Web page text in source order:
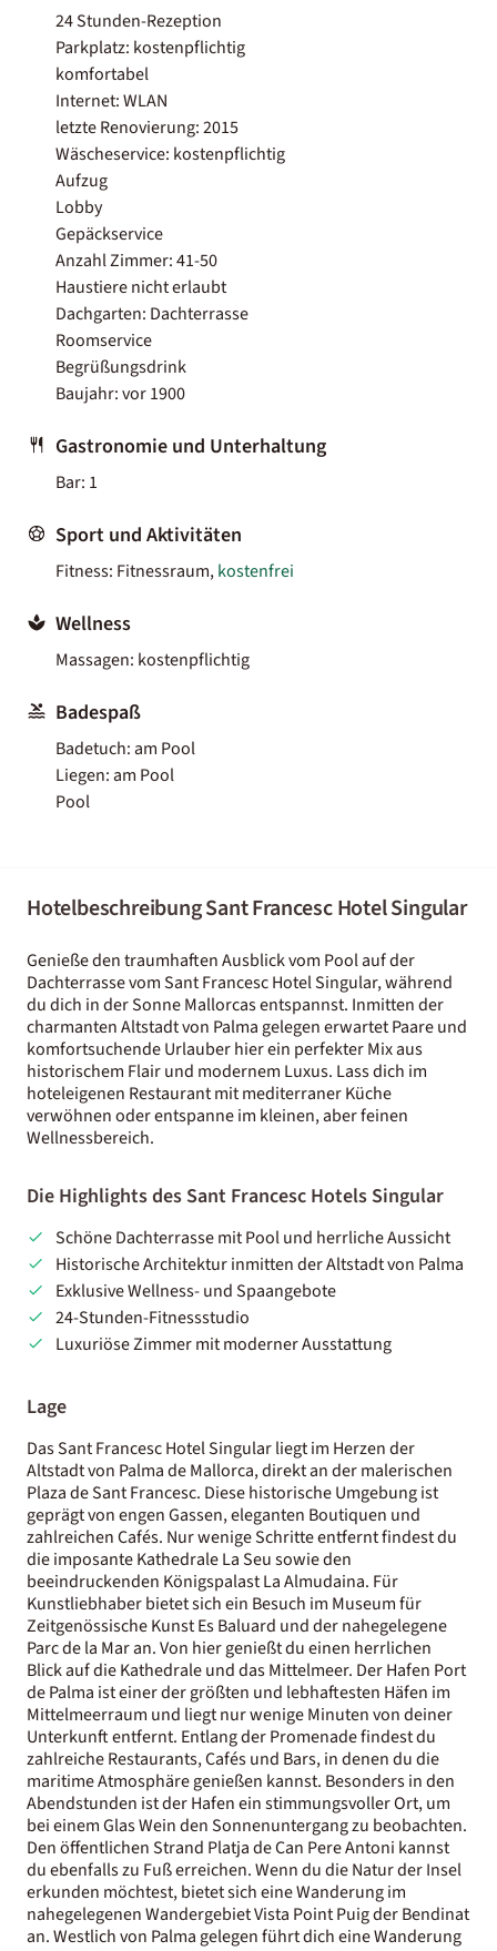
24 Stunden-Rezeption
Parkplatz: kostenpflichtig
komfortabel
Internet: WLAN
letzte Renovierung: 2015
Wäscheservice: kostenpflichtig
Aufzug
Lobby
Gepäckservice
Anzahl Zimmer: 41-50
Haustiere nicht erlaubt
Dachgarten: Dachterrasse
Roomservice
Begrüßungsdrink
Baujahr: vor 1900
Gastronomie und Unterhaltung
Bar: 1
Sport und Aktivitäten
Fitness: Fitnessraum,kostenfrei
Wellness
Massagen: kostenpflichtig
Badespaß
Badetuch: am Pool
Liegen: am Pool
Pool
Hotelbeschreibung Sant Francesc Hotel Singular
Genieße den traumhaften Ausblick vom Pool auf der
Dachterrasse vom Sant Francesc Hotel Singular, während
du dich in der Sonne Mallorcas entspannst. Inmitten der
charmanten Altstadt von Palma gelegen erwartet Paare und
komfortsuchende Urlauber hier ein perfekter Mix aus
historischem Flair und modernem Luxus. Lass dich im
hoteleigenen Restaurant mit mediterraner Küche
verwöhnen oder entspanne im kleinen, aber feinen
Wellnessbereich.
Die Highlights des Sant Francesc Hotels Singular
Schöne Dachterrasse mit Pool und herrliche Aussicht
Historische Architektur inmitten der Altstadt von Palma
Exklusive Wellness- und Spaangebote
24-Stunden-Fitnessstudio
Luxuriöse Zimmer mit moderner Ausstattung
Lage
Das Sant Francesc Hotel Singular liegt im Herzen der
Altstadt von Palma de Mallorca, direkt an der malerischen
Plaza de Sant Francesc. Diese historische Umgebung ist
geprägt von engen Gassen, eleganten Boutiquen und
zahlreichen Cafés. Nur wenige Schritte entfernt findest du
die imposante Kathedrale La Seu sowie den
beeindruckenden Königspalast La Almudaina. Für
Kunstliebhaber bietet sich ein Besuch im Museum für
Zeitgenössische Kunst Es Baluard und der nahegelegene
Parc de la Mar an. Von hier genießt du einen herrlichen
Blick auf die Kathedrale und das Mittelmeer. Der Hafen Port
de Palma ist einer der größten und lebhaftesten Häfen im
Mittelmeerraum und liegt nur wenige Minuten von deiner
Unterkunft entfernt. Entlang der Promenade findest du
zahlreiche Restaurants, Cafés und Bars, in denen du die
maritime Atmosphäre genießen kannst. Besonders in den
Abendstunden ist der Hafen ein stimmungsvoller Ort, um
bei einem Glas Wein den Sonnenuntergang zu beobachten.
Den öffentlichen Strand Platja de Can Pere Antoni kannst
du ebenfalls zu Fuß erreichen. Wenn du die Natur der Insel
erkunden möchtest, bietet sich eine Wanderung im
nahegelegenen Wandergebiet Vista Point Puig der Bendinat
an. Westlich von Palma gelegen führt dich eine Wanderung